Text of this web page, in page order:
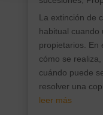
La extinción de
habitual cuando
propietarios. En
cómo se
cuándo puede
resolver una
leer más